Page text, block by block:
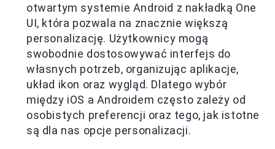
otwartym systemie Android z nakładką One
UI, która pozwala na znacznie większą
personalizację. Użytkownicy mogą
swobodnie dostosowywać interfejs do
własnych potrzeb, organizując aplikacje,
układ ikon oraz wygląd. Dlatego wybór
między iOS a Androidem często zależy od
osobistych preferencji oraz tego, jak istotne
są dla nas opcje personalizacji.